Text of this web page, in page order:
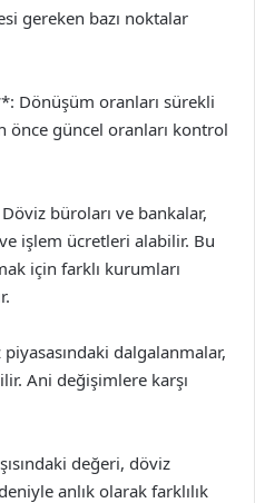
gereken bazı noktalar
Dönüşüm oranları sürekli
güncel oranları kontrol
büroları ve bankalar,
işlem ücretleri alabilir. Bu
için farklı kurumları
dalgalanmalar,
Ani değişimlere karşı
değeri, döviz
anlık olarak farklılık